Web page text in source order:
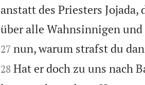
anstatt des Priesters Jojada,
über alle Wahnsinnigen und
27 nun, warum strafst du
28 Hat er doch zu uns nach